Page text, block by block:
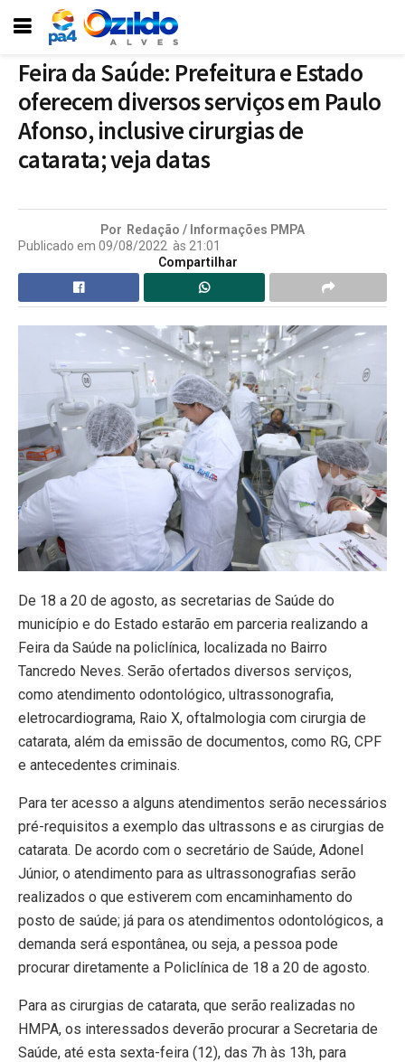
Feira da Saúde: Prefeitura e Estado
oferecem diversos serviços em Paulo
Afonso, inclusive cirurgias de
catarata; veja datas
Por Redação / Informações PMPA
Publicado em 09/08/2022 às 21:01
Compartilhar
De 18 a 20 de agosto, as secretarias de Saúde do
município e do Estado estarão em parceria realizando a
Feira da Saúde na policlínica, localizada no Bairro
Tancredo Neves. Serão ofertados diversos serviços,
como atendimento odontológico, ultrassonografia,
eletrocardiograma, Raio X, oftalmologia com cirurgia de
catarata, além da emissão de documentos, como RG, CPF
e antecedentes criminais.
Para ter acesso a alguns atendimentos serão necessários
pré-requisitos a exemplo das ultrassons e as cirurgias de
catarata. De acordo com o secretário de Saúde, Adonel
Júnior, o atendimento para as ultrassonografias serão
realizados o que estiverem com encaminhamento do
posto de saúde; já para os atendimentos odontológicos, a
demanda será espontânea, ou seja, a pessoa pode
procurar diretamente a Policlínica de 18 a 20 de agosto.
Para as cirurgias de catarata, que serão realizadas no
HMPA, os interessados deverão procurar a Secretaria de
Saúde, até esta sexta-feira (12), das 7h às 13h, para